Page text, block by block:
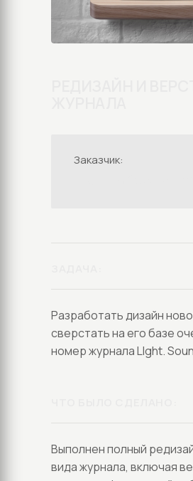
Заказчик:
Разработать дизайн
сверстать на его базе
номер журнала LIght.
Выполнен полный
вида журнала, включая